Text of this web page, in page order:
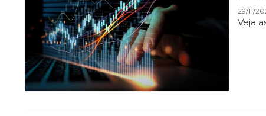
29/11/
Veja